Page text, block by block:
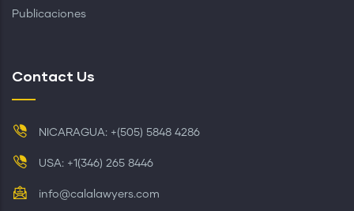
Publicaciones
Contact Us
NICARAGUA: +(505) 5848 4286
USA: +1(346) 265 8446
info@calalawyers.com